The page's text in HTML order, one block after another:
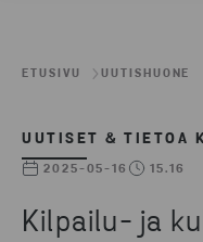
ETUSIVU UUTISHUONE
UUTISET & TIETOA
2025-05-16 15.16
Kilpailu- ja